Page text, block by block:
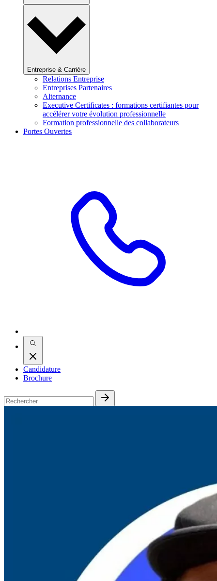
Entreprise & Carrière
Relations Entreprise
Entreprises Partenaires
Alternance
Executive Certificates : formations certifiantes pour
accélérer votre évolution professionnelle
Formation professionnelle des collaborateurs
Portes Ouvertes
Candidature
Brochure